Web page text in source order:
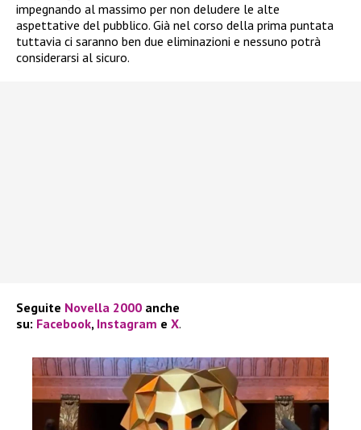
impegnando al massimo per non deludere le alte
aspettative del pubblico. Già nel corso della prima puntata
tuttavia ci saranno ben due eliminazioni e nessuno potrà
considerarsi al sicuro.
Seguite Novella 2000 anche
su: Facebook, Instagram e X.